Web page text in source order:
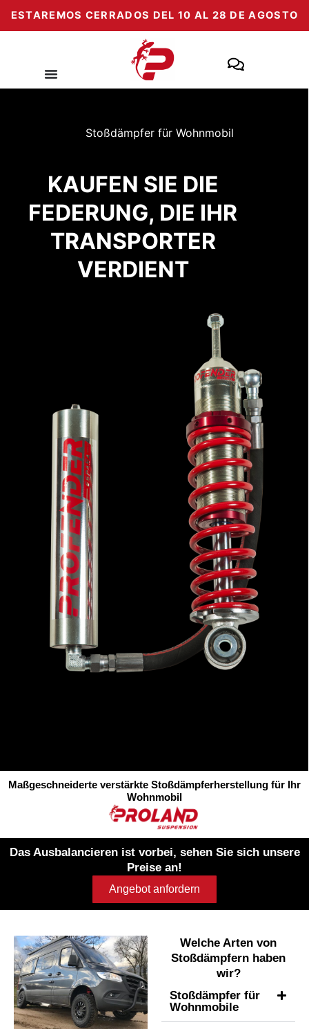
ESTAREMOS CERRADOS DEL 10 AL 28 DE AGOSTO
Stoßdämpfer für Wohnmobil
KAUFEN SIE DIE
FEDERUNG, DIE IHR
TRANSPORTER
VERDIENT
Maßgeschneiderte verstärkte Stoßdämpferherstellung für Ihr
Wohnmobil
Das Ausbalancieren ist vorbei, sehen Sie sich unsere
Preise an!
Angebot anfordern
Welche Arten von
Stoßdämpfern haben
wir?
Stoßdämpfer für
Wohnmobile